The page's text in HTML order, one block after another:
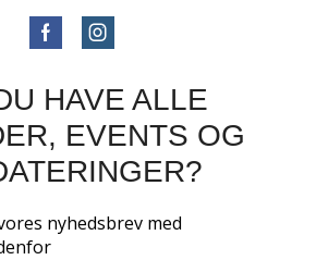
HAVE ALLE
EVENTS OG
nyhedsbrev med